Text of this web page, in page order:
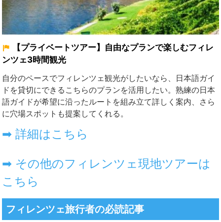
【プライベートツアー】自由なプランで楽しむフィレ
ンツェ3時間観光
自分のペースでフィレンツェ観光がしたいなら、日本語ガイ
ドを貸切にできるこちらのプランを活用したい。熟練の日本
語ガイドが希望に沿ったルートを組み立て詳しく案内、さら
に穴場スポットも提案してくれる。
➡ 詳細はこちら
➡ その他のフィレンツェ現地ツアーは
こちら
フィレンツェ旅行者の必読記事